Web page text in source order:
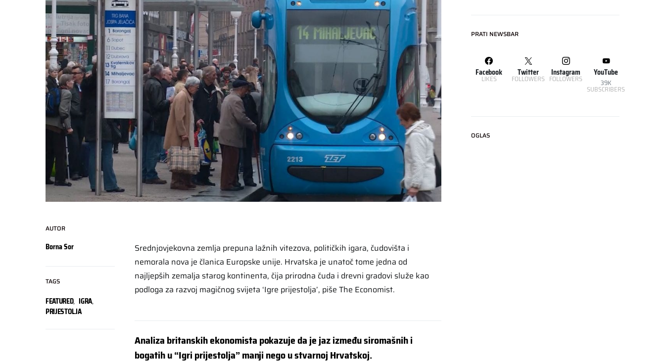
AUTOR
Borna Sor
TAGS
FEATURED, IGRA,
PRIJESTOLJA
Srednjovjekovna zemlja prepuna lažnih vitezova, političkih igara, čudovišta i
nemorala nova je članica Europske unije. Hrvatska je unatoč tome jedna od
najljepših zemalja starog kontinenta, čija prirodna čuda i drevni gradovi služe kao
podloga za razvoj magičnog svijeta ‘Igre prijestolja’, piše The Economist.
Analiza britanskih ekonomista pokazuje da je jaz između siromašnih i
bogatih u “Igri prijestolja” manji nego u stvarnoj Hrvatskoj.
PRATI NEWSBAR
Facebook
LIKES
Twitter
FOLLOWERS
Instagram
FOLLOWERS
YouTube
39K
SUBSCRIBERS
OGLAS